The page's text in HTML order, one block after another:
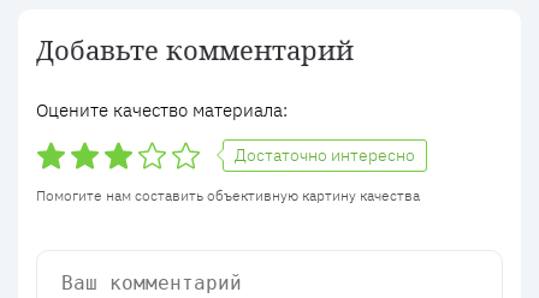
Добавьте комментарий
Оцените качество материала:
Достаточно интересно
Помогите нам составить объективную картину качества